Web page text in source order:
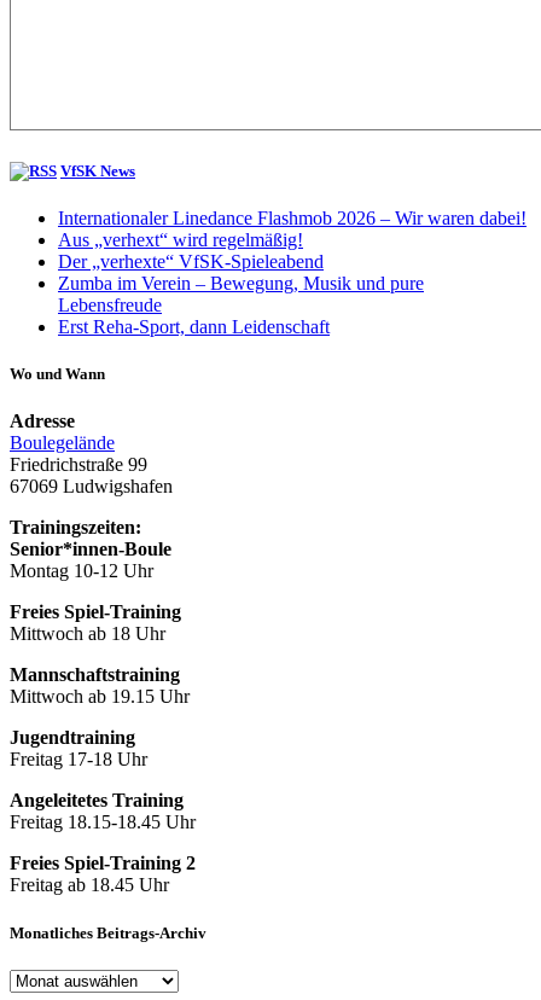
VfSK News
Internationaler Linedance Flashmob 2026 – Wir waren dabei!
Aus „verhext“ wird regelmäßig!
Der „verhexte“ VfSK-Spieleabend
Zumba im Verein – Bewegung, Musik und pure
Lebensfreude
Erst Reha-Sport, dann Leidenschaft
Wo und Wann
Adresse
Boulegelände
Friedrichstraße 99
67069 Ludwigshafen
Trainingszeiten:
Senior*innen-Boule
Montag 10-12 Uhr
Freies Spiel-Training
Mittwoch ab 18 Uhr
Mannschaftstraining
Mittwoch ab 19.15 Uhr
Jugendtraining
Freitag 17-18 Uhr
Angeleitetes Training
Freitag 18.15-18.45 Uhr
Freies Spiel-Training 2
Freitag ab 18.45 Uhr
Monatliches Beitrags-Archiv
Monatliches